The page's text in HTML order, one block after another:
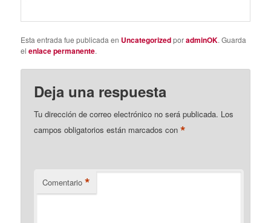
Esta entrada fue publicada en UncategorizedporadminOK. Guarda
elenlace permanente.
Deja una respuesta
Tu dirección de correo electrónico no será publicada. Los
campos obligatorios están marcados con*
Comentario *